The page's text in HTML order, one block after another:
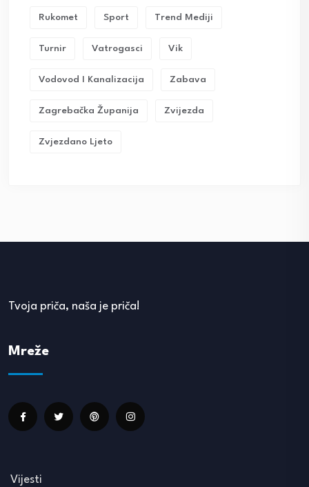
Rukomet Sport Trend Mediji
Turnir Vatrogasci Vik
Vodovod I Kanalizacija Zabava
Zagrebačka Županija Zvijezda
Zvjezdano Ljeto
Tvoja priča, naša je priča!
Mreže
Vijesti